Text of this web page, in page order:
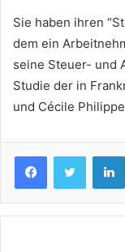
Sie haben ihren
dem ein
seine Steuer- und
Studie der in
und Cécile
FacebookTwitter